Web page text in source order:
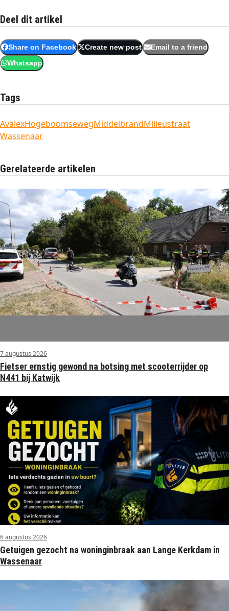
Deel dit artikel
Share on Facebook Create new post Email to a friend
Whatsapp
Tags
AvalexHogeboomsewegMiddelbrandMilieustraat
Wassenaar
Gerelateerde artikelen
7 augustus 2026
Fietser ernstig gewond na botsing met scooterrijder op
N441 bij Katwijk
6 augustus 2026
Getuigen gezocht na woninginbraak aan Lange Kerkdam in
Wassenaar